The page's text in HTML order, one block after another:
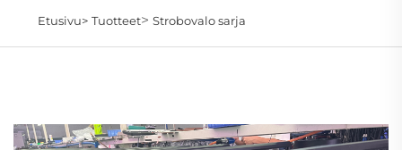
Etusivu> Tuotteet> Strobovalo sarja